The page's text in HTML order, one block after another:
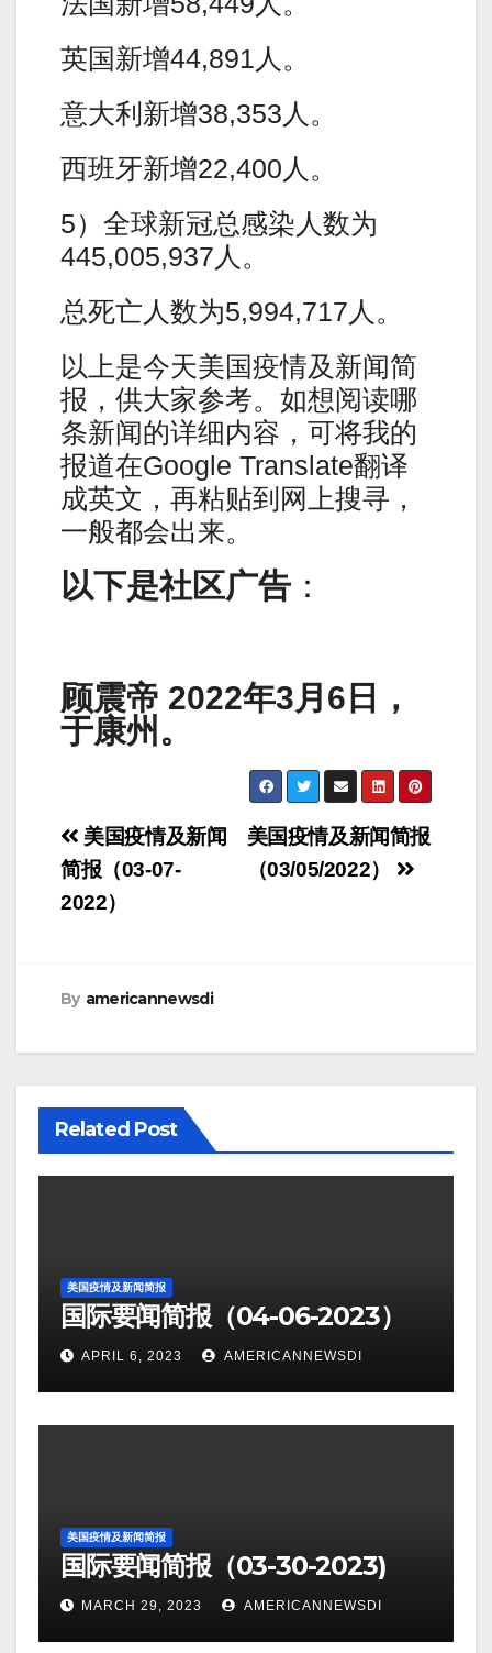
英国新增44,891人。
意大利新增38,353人。
西班牙新增22,400人。
5）全球新冠总感染人数为
445,005,937人。
总死亡人数为5,994,717人。
以上是今天美国疫情及新闻简
报，供大家参考。如想阅读哪
条新闻的详细内容，可将我的
报道在Google Translate翻译
成英文，再粘贴到网上搜寻，
一般都会出来。
以下是社区广告 ：
顾震帝 2022年3月6日，
于康州。
Post
navigation
美国疫情及新闻简报
（03/05/2022）
美国疫情及新闻
简报（03-07-
2022）
By americannewsdi
Related Post
美国疫情及新闻简报
国际要闻简报（04-06-2023）
APRIL 6, 2023 AMERICANNEWSDI
美国疫情及新闻简报
国际要闻简报（03-30-2023)
MARCH 29, 2023 AMERICANNEWSDI